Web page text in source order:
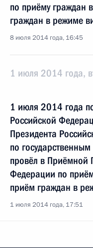
по приёму граждан
граждан в режиме
8 июля 2014 года, 16:45
1 июля 2014 года,
1 июля 2014 года
Российской
Президента
по
провёл в Приёмной
Федерации по
приём граждан в
1 июля 2014 года, 17:51